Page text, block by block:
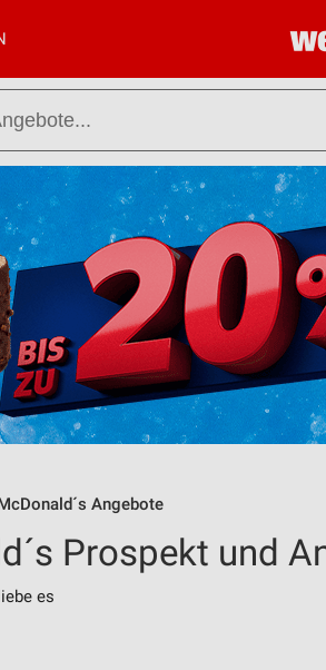
Angebote
Prospekt und
es